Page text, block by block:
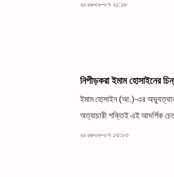
২০২৬-০৮-০৭ ২১:১৮
নিপীড়করা ইমাম হোসাইনের
ইমাম হোসাইন (আ.)-এর অভ্যুত্থান
অত্যাচারী শক্তিই এই আদর্শিক
২০২৬-০৮-০৭ ১৩:০৩